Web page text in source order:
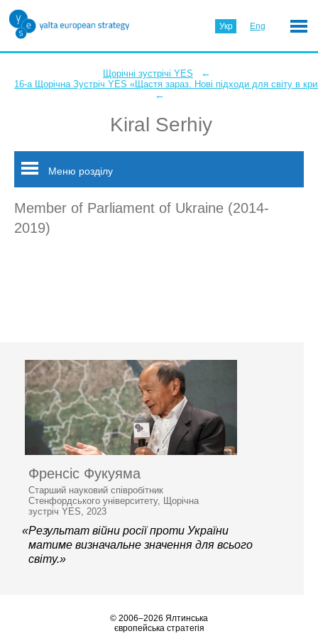
Укр Eng
Щорічні зустрічі YES ←
16-а Щорічна Зустріч YES «Щастя зараз. Нові підходи для світу в
←
Kiral Serhiy
Меню розділу
Member of Parliament of Ukraine (2014-
2019)
Френсіс Фукуяма
Старший науковий співробітник
Стенфордського університету, Щорічна
зустріч YES, 2023
«Результат війни росії проти України
матиме визначальне значення для всього
світу.»
© 2006–2026 Ялтинська
європейська стратегія